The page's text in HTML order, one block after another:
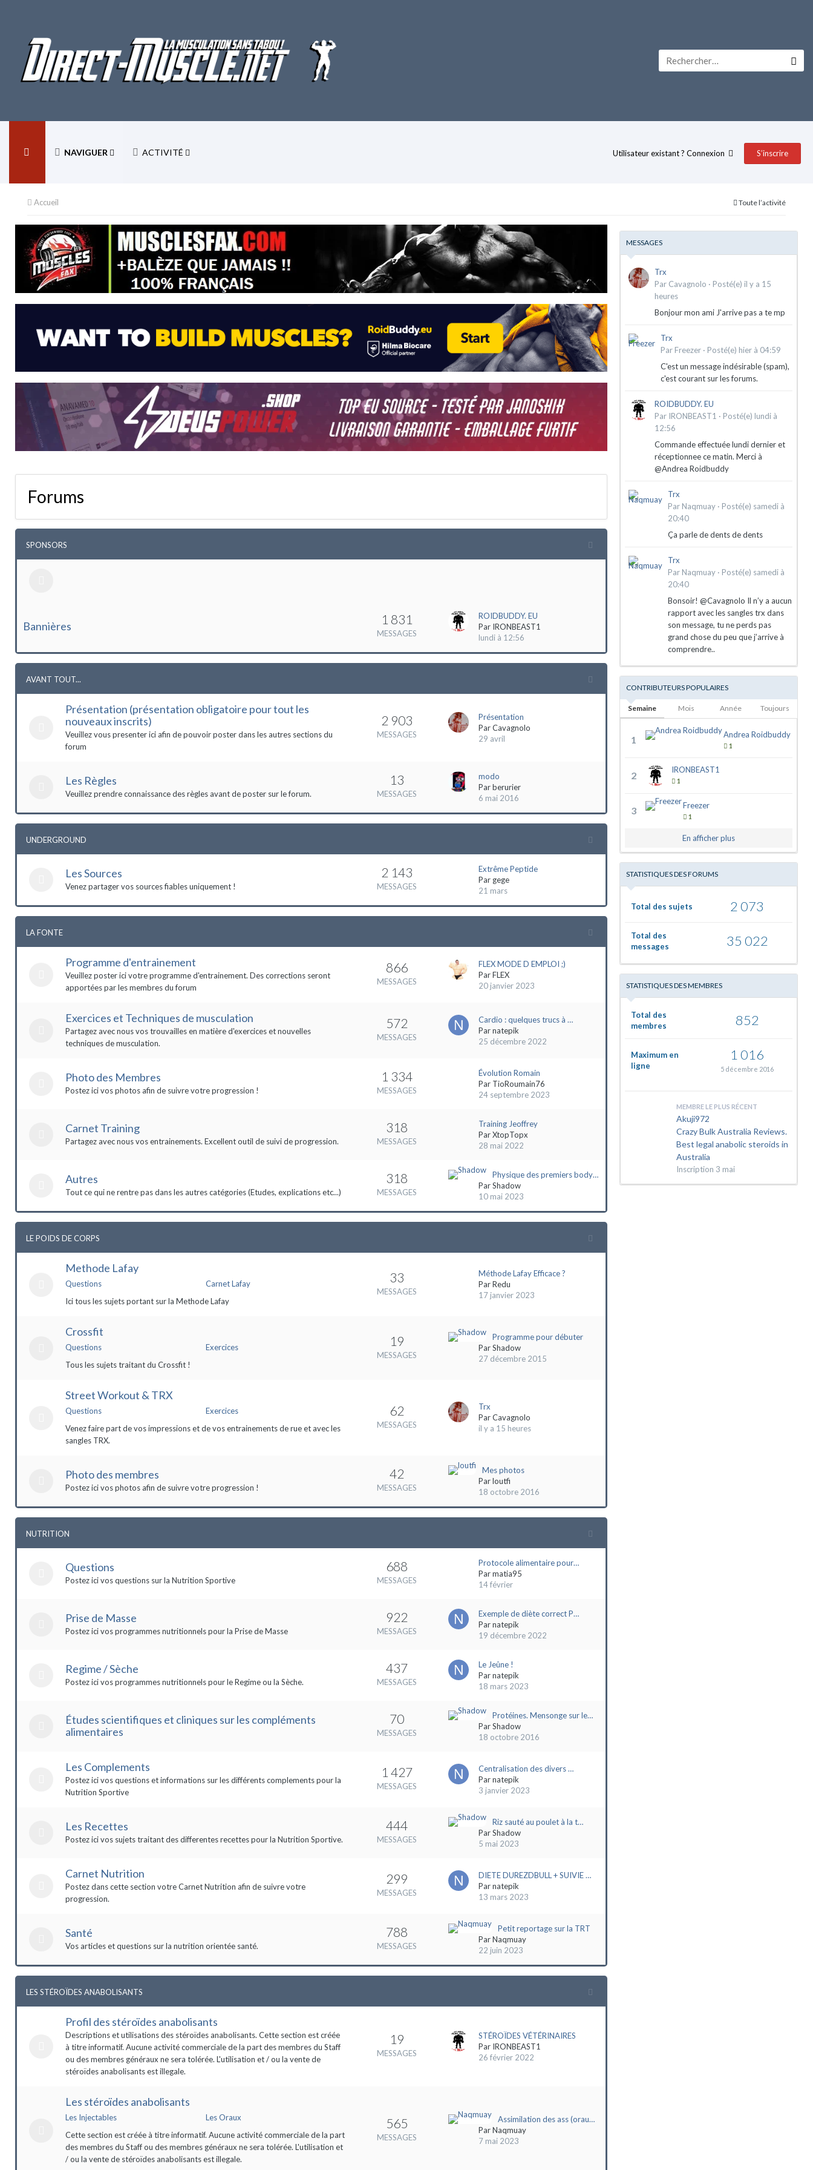
Utilisateur existant ? Connexion S’inscrire
NAVIGUER ACTIVITÉ
Toute l’activité
Accueil
Forums
SPONSORS
Bannières 1 831
MESSAGES
ROIDBUDDY. EU
Par IRONBEAST1
lundi à 12:56
AVANT TOUT...
Présentation (présentation obligatoire pour tout les
nouveaux inscrits)
Veuillez vous presenter ici afin de pouvoir poster dans les autres sections du
forum
2 903
MESSAGES
Présentation
ParCavagnolo
29 avril
Les Règles
Veuillez prendre connaissance des règles avant de poster sur le forum.
13
MESSAGES
modo
Parberurier
6 mai 2016
UNDERGROUND
Les Sources
Venez partager vos sources fiables uniquement !
2 143
MESSAGES
Extrême Peptide
Par gege
21 mars
LA FONTE
Programme d'entrainement
Veuillez poster ici votre programme d'entrainement. Des corrections seront
apportées par les membres du forum
866
MESSAGES
FLEX MODE D EMPLOI ;)
ParFLEX
20 janvier 2023
Exercices et Techniques de musculation
Partagez avec nous vos trouvailles en matière d'exercices et nouvelles
techniques de musculation.
572
MESSAGES
Cardio : quelques trucs à …
Parnatepik
25 décembre 2022
Photo des Membres
Postez ici vos photos afin de suivre votre progression !
1 334
MESSAGES
Évolution Romain
Par TioRoumain76
24 septembre 2023
Carnet Training
Partagez avec nous vos entrainements. Excellent outil de suivi de progression.
318
MESSAGES
Training Jeoffrey
ParXtopTopx
28 mai 2022
Autres
Tout ce qui ne rentre pas dans les autres catégories (Etudes, explications etc...)
318
MESSAGES
Physique des premiers body…
ParShadow
10 mai 2023
LE POIDS DE CORPS
Methode Lafay
Questions
Carnet Lafay
Ici tous les sujets portant sur la Methode Lafay
33
MESSAGES
Méthode Lafay Efficace ?
ParRedu
17 janvier 2023
Crossfit
Questions
Exercices
Tous les sujets traitant du Crossfit !
19
MESSAGES
Programme pour débuter
ParShadow
27 décembre 2015
Street Workout & TRX
Questions
Exercices
Venez faire part de vos impressions et de vos entrainements de rue et avec les
sangles TRX.
62
MESSAGES
Trx
ParCavagnolo
il y a 15 heures
Photo des membres
Postez ici vos photos afin de suivre votre progression !
42
MESSAGES
Mes photos
Parloutfi
18 octobre 2016
NUTRITION
Questions
Postez ici vos questions sur la Nutrition Sportive
688
MESSAGES
Protocole alimentaire pour…
Parmatia95
14 février
Prise de Masse
Postez ici vos programmes nutritionnels pour la Prise de Masse
922
MESSAGES
Exemple de diète correct P…
Parnatepik
19 décembre 2022
Regime / Sèche
Postez ici vos programmes nutritionnels pour le Regime ou la Sèche.
437
MESSAGES
Le Jeûne !
Parnatepik
18 mars 2023
Études scientifiques et cliniques sur les compléments
alimentaires
70
MESSAGES
Protéines. Mensonge sur le…
ParShadow
18 octobre 2016
Les Complements
Postez ici vos questions et informations sur les différents complements pour la
Nutrition Sportive
1 427
MESSAGES
Centralisation des divers …
Parnatepik
3 janvier 2023
Les Recettes
Postez ici vos sujets traitant des differentes recettes pour la Nutrition Sportive.
444
MESSAGES
Riz sauté au poulet à la t…
ParShadow
5 mai 2023
Carnet Nutrition
Postez dans cette section votre Carnet Nutrition afin de suivre votre
progression.
299
MESSAGES
DIETE DUREZDBULL + SUIVIE …
Parnatepik
13 mars 2023
Santé
Vos articles et questions sur la nutrition orientée santé.
788
MESSAGES
Petit reportage sur la TRT
ParNaqmuay
22 juin 2023
LES STÉROÏDES ANABOLISANTS
Profil des stéroïdes anabolisants
Descriptions et utilisations des stéroïdes anabolisants. Cette section est créée
à titre informatif. Aucune activité commerciale de la part des membres du Staff
ou des membres généraux ne sera tolérée. L'utilisation et / ou la vente de
stéroïdes anabolisants est illegale.
19
MESSAGES
STÉROÏDES VÉTÉRINAIRES
Par IRONBEAST1
26 février 2022
Les stéroïdes anabolisants
Les Injectables
Les Oraux
Cette section est créée à titre informatif. Aucune activité commerciale de la part
des membres du Staff ou des membres généraux ne sera tolérée. L'utilisation et
/ ou la vente de stéroïdes anabolisants est illegale.
565
MESSAGES
Assimilation des ass (orau…
ParNaqmuay
7 mai 2023
MESSAGES
Trx
Par Cavagnolo · Posté(e) il y a 15
heures
Bonjour mon ami J'arrive pas a te mp
Trx
Par Freezer · Posté(e) hier à 04:59
C'est un message indésirable (spam),
c'est courant sur les forums.
ROIDBUDDY. EU
Par IRONBEAST1 · Posté(e) lundi à
12:56
Commande effectuée lundi dernier et
réceptionnee ce matin. Merci à
@Andrea Roidbuddy
Trx
Par Naqmuay · Posté(e) samedi à
20:40
Ça parle de dents de dents
Trx
Par Naqmuay · Posté(e) samedi à
20:40
Bonsoir! @Cavagnolo Il n’y a aucun
rapport avec les sangles trx dans
son message, tu ne perds pas
grand chose du peu que j’arrive à
comprendre..
CONTRIBUTEURS POPULAIRES
Semaine Mois Année Toujours
1 Andrea Roidbuddy
1
2 IRONBEAST1
1
3 Freezer
1
En afficher plus
STATISTIQUES DES FORUMS
Total des sujets 2 073
Total des
messages
35 022
STATISTIQUES DES MEMBRES
Total des
membres
852
Maximum en
ligne
1 016
5 décembre 2016
MEMBRE LE PLUS RÉCENT
Akuji972
Crazy Bulk Australia Reviews.
Best legal anabolic steroids in
Australia
Inscription 3 mai